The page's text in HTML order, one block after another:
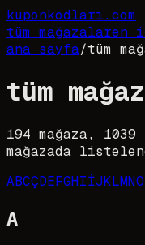
kuponkodları.com
tüm mağazalaren
ana sayfa/tüm
tüm
194 mağaza, 1039
mağazada
ABCÇDEFGHIİJKLMNO
A